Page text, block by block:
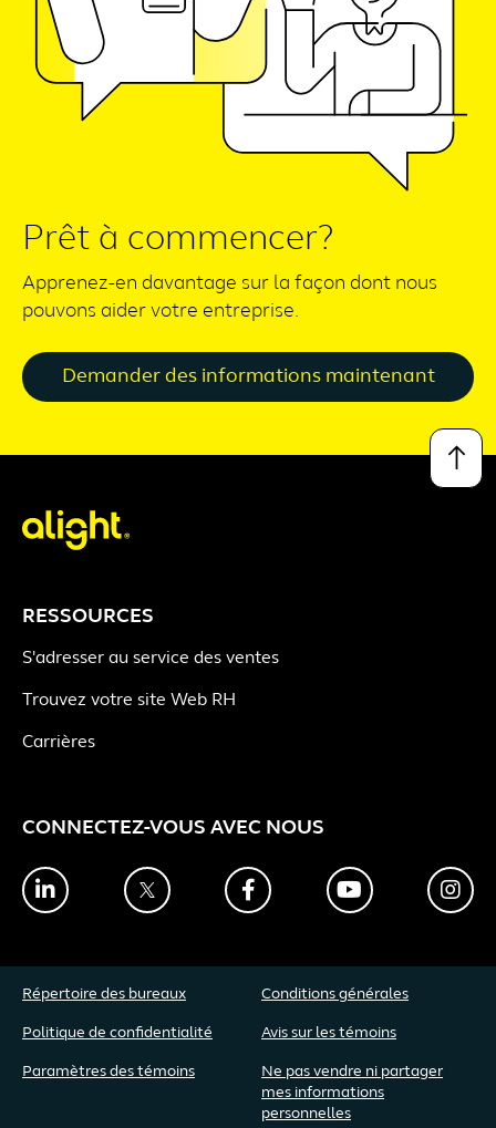
Prêt à commencer?
Apprenez-en davantage sur la façon dont nous
pouvons aider votre entreprise.
Demander des informations maintenant
↑
RESSOURCES
S'adresser au service des ventes
Trouvez votre site Web RH
Carrières
CONNECTEZ-VOUS AVEC NOUS
LinkedIn Twitter FacebookYouTube
Répertoire des bureaux Conditions générales
Politique de confidentialité Avis sur les témoins
Paramètres des témoins
Ne pas vendre ni partager
mes informations
personnelles